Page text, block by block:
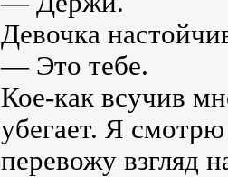
Девочка
— Это тебе.
Кое-как всучив
убегает. Я
перевожу взгляд